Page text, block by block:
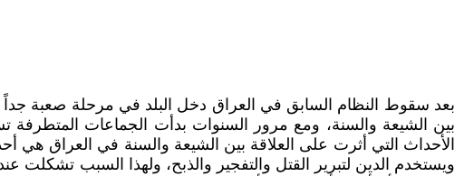
بعد سقوط النظام السابق في العراق دخل البلد في مرحلة صعبة جداً
بين الشيعة والسنة، ومع مرور السنوات بدأت الجماعات المتطرفة
الأحداث التي أثرت على العلاقة بين الشيعة والسنة في العراق
ويستخدم الدين لتبرير القتل والتفجير والذبح، ولهذا السبب